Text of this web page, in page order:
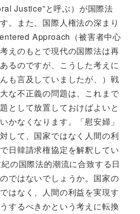
Justice”と呼ぶ）が国際法
。また、国際人権法の深まり
Approach（被害者中心
えのもとで現代の国際法は再
るのですが、こうした考えに
も言及していましたが、）戦
な不正義の問題は、これまで
として放置しておけばよいと
かなくなります。「慰安婦」
して、国家ではなく人間の利
日韓請求権協定を解釈してい
の国際法的潮流に合致する日
ではないでしょうか。国家の
はなく、人間の利益を実現す
するべきかという考えに転換